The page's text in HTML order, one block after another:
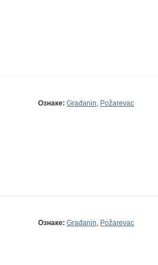
Ознаке: Građanin, Požarevac
Ознаке: Građanin, Požarevac